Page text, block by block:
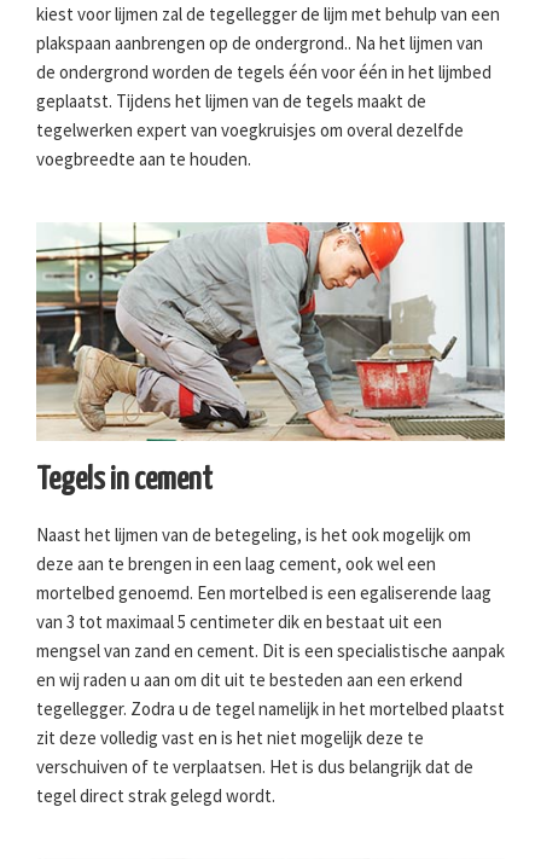
kiest voor lijmen zal de tegellegger de lijm met behulp van een
plakspaan aanbrengen op de ondergrond.. Na het lijmen van
de ondergrond worden de tegels één voor één in het lijmbed
geplaatst. Tijdens het lijmen van de tegels maakt de
tegelwerken expert van voegkruisjes om overal dezelfde
voegbreedte aan te houden.
Tegels in cement
Naast het lijmen van de betegeling, is het ook mogelijk om
deze aan te brengen in een laag cement, ook wel een
mortelbed genoemd. Een mortelbed is een egaliserende laag
van 3 tot maximaal 5 centimeter dik en bestaat uit een
mengsel van zand en cement. Dit is een specialistische aanpak
en wij raden u aan om dit uit te besteden aan een erkend
tegellegger. Zodra u de tegel namelijk in het mortelbed plaatst
zit deze volledig vast en is het niet mogelijk deze te
verschuiven of te verplaatsen. Het is dus belangrijk dat de
tegel direct strak gelegd wordt.